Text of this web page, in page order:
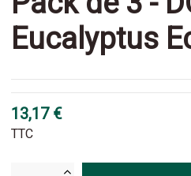
Eucalyptus
13,17 €
TTC